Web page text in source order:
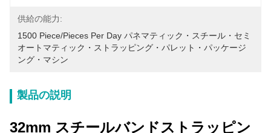
供給の能力:
1500 Piece/Pieces Per Day パネマティック・スチール・セミ
オートマティック・ストラッピング・パレット・パッケージ
ング・マシン
製品の説明
32mm スチールバンドストラッピン